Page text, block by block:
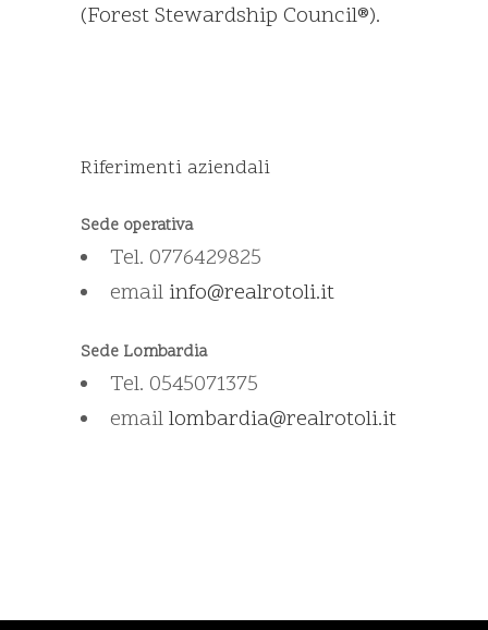
(Forest Stewardship Council®).
Riferimenti aziendali
Sede operativa
Tel. 0776429825
email info@realrotoli.it
Sede Lombardia
Tel. 0545071375
emaillombardia@realrotoli.it